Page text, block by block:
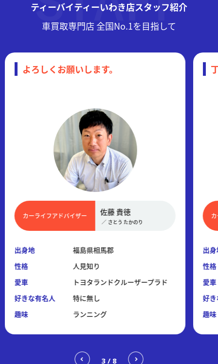
ティーバイティーいわき店スタッフ紹介
車買取専門店 全国No.1を目指して
丁寧に対応いたします。
カーライフアドバイザー 佐藤 瑠璃
／ さとう るり
出身地
福島県いわき市
性格
明るい
愛車
トヨタプリウス
好きな有名人
ちゃんみな
趣味
旅行・ドライブ
出
性格
愛車
好
趣味
4 / 8